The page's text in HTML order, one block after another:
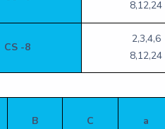
8,12,24
CS -8
2,3,4,6
8,12,24
B C a